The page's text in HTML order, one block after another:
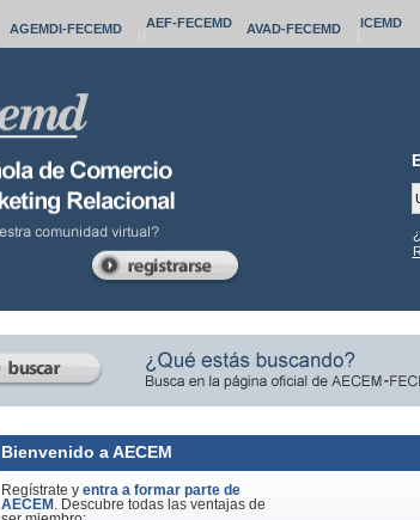
AGEMDI-FECEMD AEF-FECEMD
AVAD-FECEMD ICEMD
Bienvenido a AECEM
Regístrate y entra a formar parte de
AECEM . Descubre todas las ventajas de